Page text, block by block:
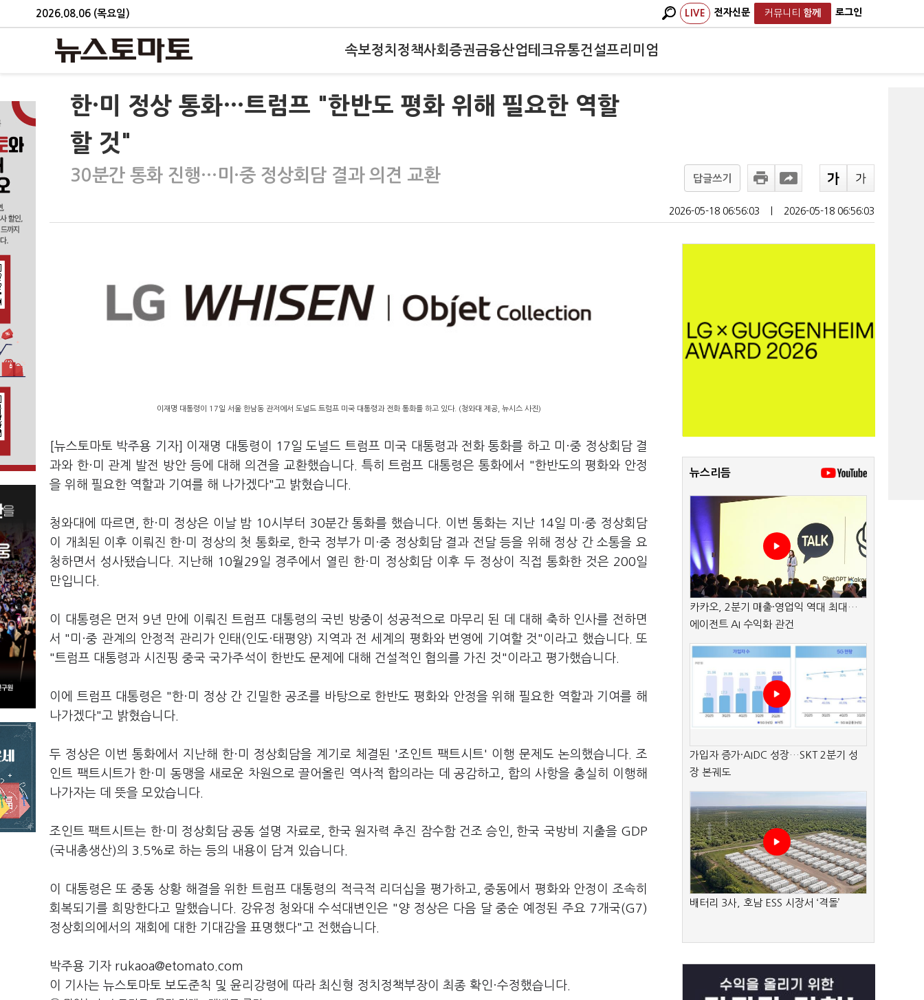
2026.08.06 (목요일) LIVE 전자신문 커뮤니티 함께 로그인
속보정치 정책사회 증권금융산업테크유통건설프리미엄
한·미 정상 통화…트럼프 "한반도 평화 위해 필요한 역할
할 것"
30분간 통화 진행…미·중 정상회담 결과 의견 교환 답글쓰기
2026-05-18 06:56:03 2026-05-18 06:56:03
이재명 대통령이 17일 서울 한남동 관저에서 도널드 트럼프 미국 대통령과 전화 통화를 하고 있다. (청와대 제공, 뉴시스 사진)
[뉴스토마토 박주용 기자] 이재명 대통령이 17일 도널드 트럼프 미국 대통령과 전화 통화를 하고 미·중 정상회담 결
과와 한·미 관계 발전 방안 등에 대해 의견을 교환했습니다. 특히 트럼프 대통령은 통화에서 "한반도의 평화와 안정
을 위해 필요한 역할과 기여를 해 나가겠다"고 밝혔습니다.
청와대에 따르면, 한·미 정상은 이날 밤 10시부터 30분간 통화를 했습니다. 이번 통화는 지난 14일 미·중 정상회담
이 개최된 이후 이뤄진 한·미 정상의 첫 통화로, 한국 정부가 미·중 정상회담 결과 전달 등을 위해 정상 간 소통을 요
청하면서 성사됐습니다. 지난해 10월29일 경주에서 열린 한·미 정상회담 이후 두 정상이 직접 통화한 것은 200일
만입니다.
이 대통령은 먼저 9년 만에 이뤄진 트럼프 대통령의 국빈 방중이 성공적으로 마무리 된 데 대해 축하 인사를 전하면
서 "미·중 관계의 안정적 관리가 인태(인도·태평양) 지역과 전 세계의 평화와 번영에 기여할 것"이라고 했습니다. 또
"트럼프 대통령과 시진핑 중국 국가주석이 한반도 문제에 대해 건설적인 협의를 가진 것"이라고 평가했습니다.
이에 트럼프 대통령은 "한·미 정상 간 긴밀한 공조를 바탕으로 한반도 평화와 안정을 위해 필요한 역할과 기여를 해
나가겠다"고 밝혔습니다.
두 정상은 이번 통화에서 지난해 한·미 정상회담을 계기로 체결된 '조인트 팩트시트' 이행 문제도 논의했습니다. 조
인트 팩트시트가 한·미 동맹을 새로운 차원으로 끌어올린 역사적 합의라는 데 공감하고, 합의 사항을 충실히 이행해
나가자는 데 뜻을 모았습니다.
조인트 팩트시트는 한·미 정상회담 공동 설명 자료로, 한국 원자력 추진 잠수함 건조 승인, 한국 국방비 지출을 GDP
(국내총생산)의 3.5%로 하는 등의 내용이 담겨 있습니다.
이 대통령은 또 중동 상황 해결을 위한 트럼프 대통령의 적극적 리더십을 평가하고, 중동에서 평화와 안정이 조속히
회복되기를 희망한다고 말했습니다. 강유정 청와대 수석대변인은 "양 정상은 다음 달 중순 예정된 주요 7개국(G7)
정상회의에서의 재회에 대한 기대감을 표명했다"고 전했습니다.
박주용 기자 rukaoa@etomato.com
이 기사는 뉴스토마토 보도준칙 및 윤리강령에 따라 최신형 정치정책부장이 최종 확인·수정했습니다.
뉴스리듬
카카오, 2분기 매출·영업익 역대 최대…
에이전트 AI 수익화 관건
가입자 증가·AIDC 성장…SKT 2분기 성
장 본궤도
배터리 3사, 호남 ESS 시장서 ‘격돌’